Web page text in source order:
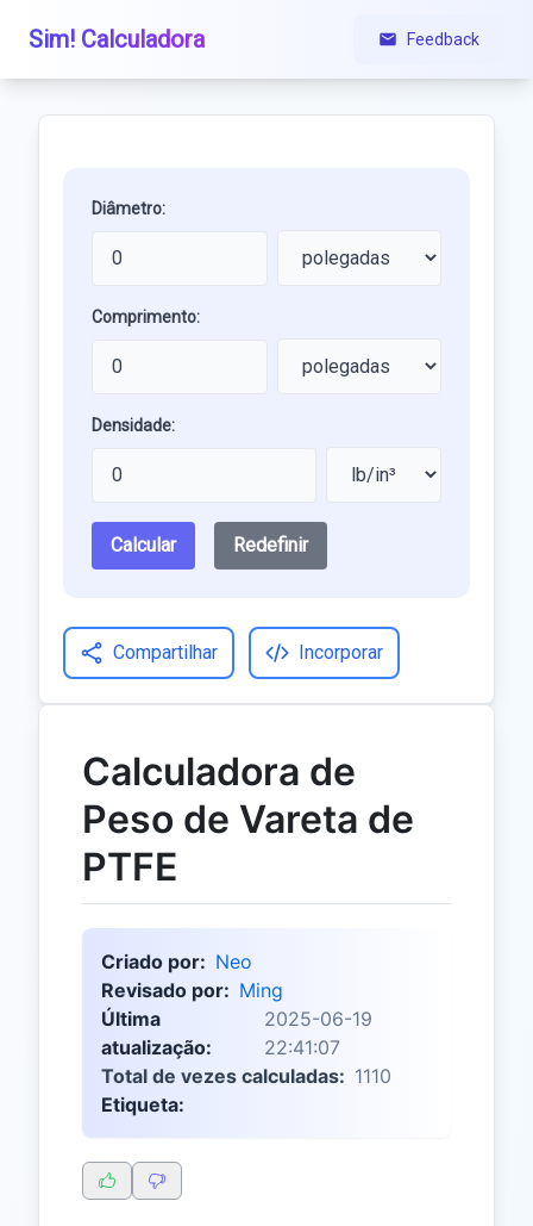
Sim! Calculadora Feedback
Diâmetro:
Comprimento:
Densidade:
Calcular Redefinir
Compartilhar Incorporar
Calculadora de
Peso de Vareta de
PTFE
Criado por: Neo
Revisado por: Ming
Última
atualização:
2025-06-19
22:41:07
Total de vezes calculadas: 1110
Etiqueta: